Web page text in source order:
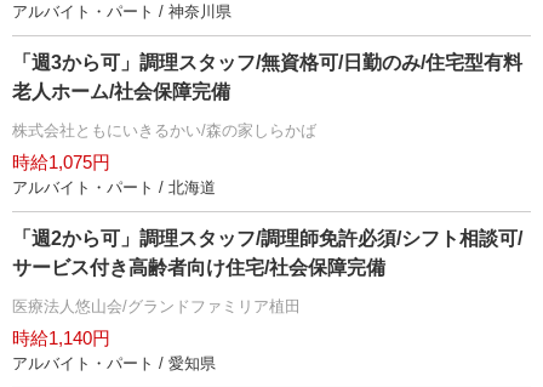
アルバイト・パート / 神奈川県
「週3から可」調理スタッフ/無資格可/日勤のみ/住宅型有料
老人ホーム/社会保障完備
株式会社ともにいきるかい/森の家しらかば
時給1,075円
アルバイト・パート / 北海道
「週2から可」調理スタッフ/調理師免許必須/シフト相談可/
サービス付き高齢者向け住宅/社会保障完備
医療法人悠山会/グランドファミリア植田
時給1,140円
アルバイト・パート / 愛知県